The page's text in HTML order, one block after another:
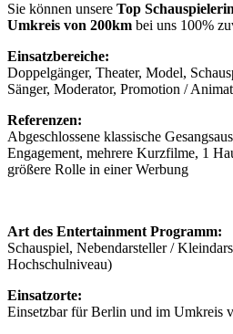
Sie können unsere Top
Umkreis von 200km bei uns 100%
Einsatzbereiche:
Doppelgänger, Theater, Model,
Sänger, Moderator, Promotion /
Referenzen:
Abgeschlossene klassische
Engagement, mehrere Kurzfilme, 1
größere Rolle in einer Werbung
Art des Entertainment Programm:
Schauspiel, Nebendarsteller /
Hochschulniveau)
Einsatzorte:
Einsetzbar für Berlin und im Umkreis